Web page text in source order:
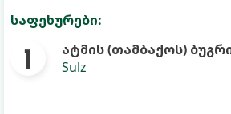
საფეხურები:
ატმის (თამბაქოს)
Sulz